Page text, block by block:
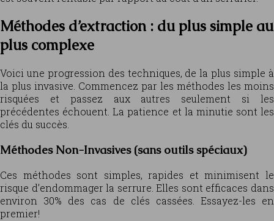
Méthodes d’extraction : du plus simple au
plus complexe
Voici une progression des techniques, de la plus simple à
la plus invasive. Commencez par les méthodes les moins
risquées et passez aux autres seulement si les
précédentes échouent. La patience et la minutie sont les
clés du succès.
Méthodes Non-Invasives (sans outils spéciaux)
Ces méthodes sont simples, rapides et minimisent le
risque d’endommager la serrure. Elles sont efficaces dans
environ 30% des cas de clés cassées. Essayez-les en
premier!